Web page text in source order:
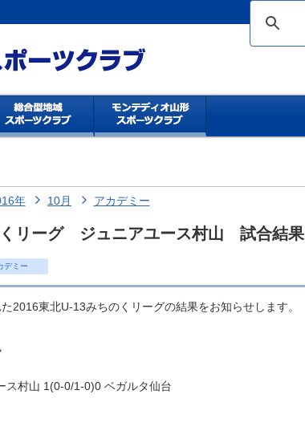
年 10月 アカデミー
くリーグ ジュニアユース村山 試合結果
デミー
2016東北U-13みちのくリーグの結果をお知らせします。
ス村山 1(0-0/1-0)0 ベガルタ仙台